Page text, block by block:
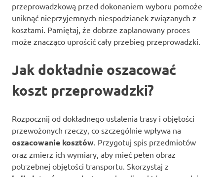
przeprowadzkową przed dokonaniem wyboru pomoże
uniknąć nieprzyjemnych niespodzianek związanych z
kosztami. Pamiętaj, że dobrze zaplanowany proces
może znacząco uprościć cały przebieg przeprowadzki.
Jak dokładnie oszacować
koszt przeprowadzki?
Rozpocznij od dokładnego ustalenia trasy i objętości
przewożonych rzeczy, co szczególnie wpływa na
oszacowanie kosztów . Przygotuj spis przedmiotów
oraz zmierz ich wymiary, aby mieć pełen obraz
potrzebnej objętości transportu. Skorzystaj z